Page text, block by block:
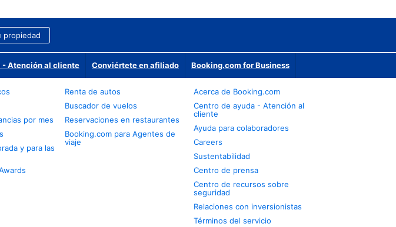
propiedad
- Atención al cliente Conviértete en afiliado Booking.com for Business
por mes
y para las
Renta de autos
Buscador de vuelos
Reservaciones en restaurantes
Booking.com para Agentes de
viaje
Acerca de Booking.com
Centro de ayuda - Atención al
cliente
Ayuda para colaboradores
Careers
Sustentabilidad
Centro de prensa
Centro de recursos sobre
seguridad
Relaciones con inversionistas
Términos del servicio